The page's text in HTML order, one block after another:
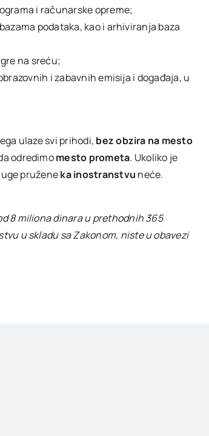
i računarske opreme;
podataka, kao i arhiviranja baza
na sreću;
i zabavnih emisija i događaja, u
ulaze svi prihodi, bez obzira na mesto
odredimomesto prometa. Ukoliko je
pruženeka inostranstvu neće.
8 miliona dinara u prethodnih 365
u skladu sa Zakonom, niste u obavezi